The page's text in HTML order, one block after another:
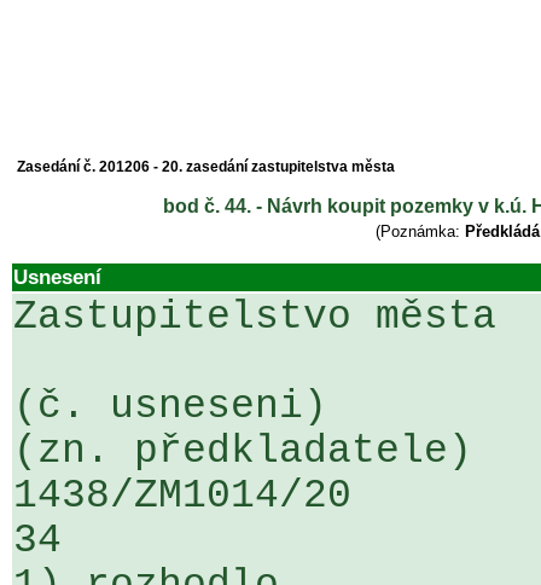
Zasedání č. 201206 - 20. zasedání zastupitelstva města
bod č. 44. - Návrh koupit pozemky v k.ú.
(Poznámka:
Usnesení
Zastupitelstvo města
(č. usneseni)
(zn. předkladatele)
1438/ZM1014/20
34